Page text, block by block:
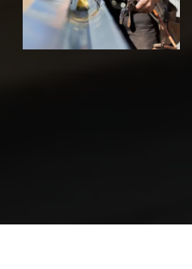
Jura